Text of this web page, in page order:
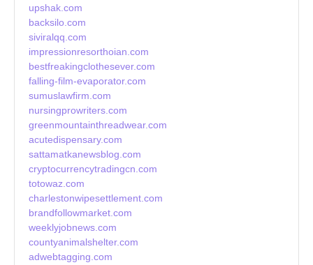
upshak.com
backsilo.com
siviralqq.com
impressionresorthoian.com
bestfreakingclothesever.com
falling-film-evaporator.com
sumuslawfirm.com
nursingprowriters.com
greenmountainthreadwear.com
acutedispensary.com
sattamatkanewsblog.com
cryptocurrencytradingcn.com
totowaz.com
charlestonwipesettlement.com
brandfollowmarket.com
weeklyjobnews.com
countyanimalshelter.com
adwebtagging.com